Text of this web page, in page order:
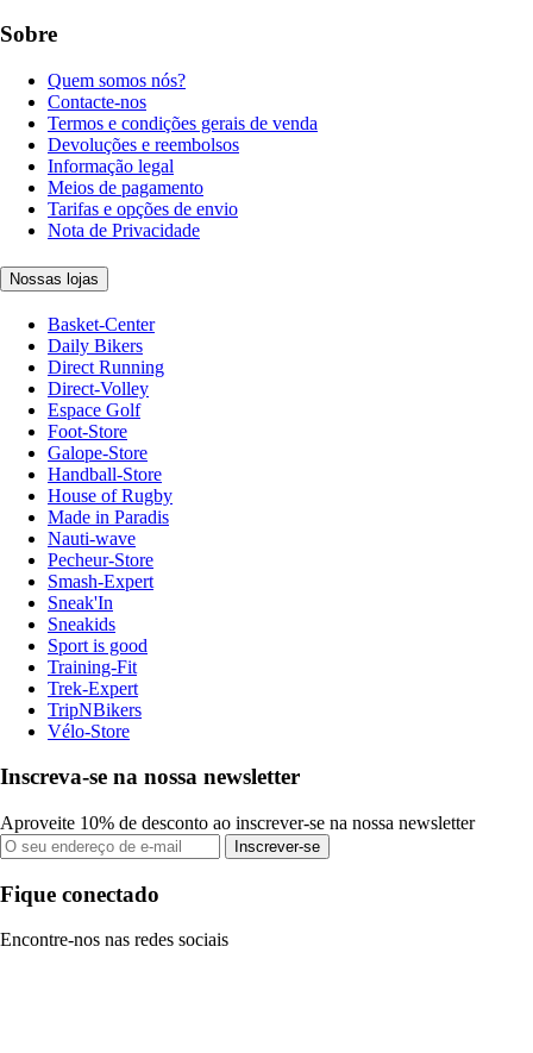
Sobre
Quem somos nós?
Contacte-nos
Termos e condições gerais de venda
Devoluções e reembolsos
Informação legal
Meios de pagamento
Tarifas e opções de envio
Nota de Privacidade
Nossas lojas
Basket-Center
Daily Bikers
Direct Running
Direct-Volley
Espace Golf
Foot-Store
Galope-Store
Handball-Store
House of Rugby
Made in Paradis
Nauti-wave
Pecheur-Store
Smash-Expert
Sneak'In
Sneakids
Sport is good
Training-Fit
Trek-Expert
TripNBikers
Vélo-Store
Inscreva-se na nossa newsletter
Aproveite 10% de desconto ao inscrever-se na nossa newsletter
Inscrever-se
Fique conectado
Encontre-nos nas redes sociais